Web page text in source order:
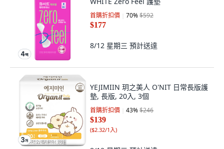
首購折扣價 70%$592
$177
8/12 星期三 預計送達
YEJIMIIN 玥之美人 O'NIT 日常長版護
墊, 長版, 20入, 3個
首購折扣價 43%$246
$139
($2.32/1入)